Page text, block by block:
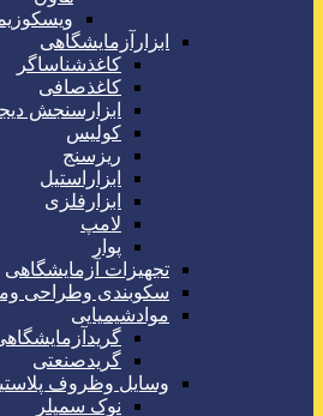
ابزارآزمایشگاهی
کاغذشناساگر
کاغذصافی
ابزارسنجش
کولیس
ریزسنج
ابزاراستیل
ابزارفلزی
لامپ
پوار
تجهیزات آزمایشگاهی
سکوبندی وطراحی
موادشیمیایی
گریدصنعتی
وسایل وظروف
نوک سمپلر